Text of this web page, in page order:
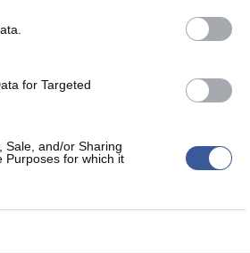
for Targeted
Sale, and/or Sharing
Purposes for which it
changements.
une des équipes
Office va être
sortie de banc
sûr. De
ne cesse de
et Dejounte